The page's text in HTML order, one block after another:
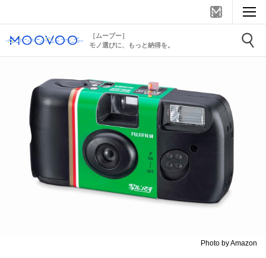
［ムーブー］
モノ選びに、もっと納得を。
Photo by Amazon